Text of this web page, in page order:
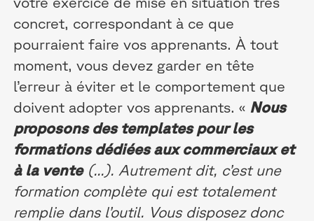
concret, correspondant à ce que
pourraient faire vos apprenants. À tout
moment, vous devez garder en tête
l’erreur à éviter et le comportement que
doivent adopter vos apprenants. « Nous
proposons des templates pour les
formations dédiées aux commerciaux et
à la vente(...). Autrement dit, c’est une
formation complète qui est totalement
remplie dans l’outil. Vous disposez donc